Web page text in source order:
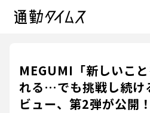
MEGUMI「新しいこ
れる…でも挑戦し続け
ビュー、第2弾が公開！